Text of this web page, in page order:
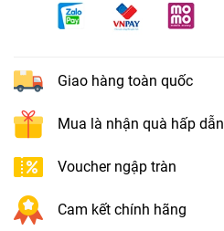
Giao hàng toàn quốc
Mua là nhận quà hấp dẫn
Voucher ngập tràn
Cam kết chính hãng